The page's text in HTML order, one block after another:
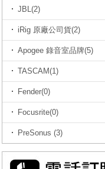
JBL(2)
iRig 原廠公司貨(2)
Apogee 錄音室品牌(5)
TASCAM(1)
Fender(0)
Focusrite(0)
PreSonus (3)